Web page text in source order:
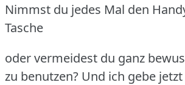
Nimmst du jedes Mal den
Tasche
oder vermeidest du ganz
zu benutzen? Und ich gebe